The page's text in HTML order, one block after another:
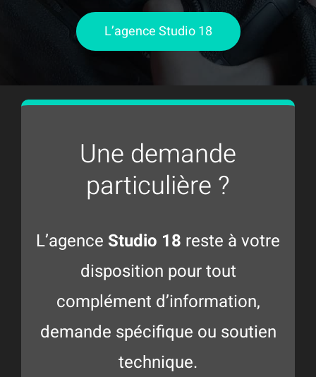
L’agence Studio 18
Une demande
particulière ?
L’agence Studio 18 reste à votre
disposition pour tout
complément d’information,
demande spécifique ou soutien
technique.